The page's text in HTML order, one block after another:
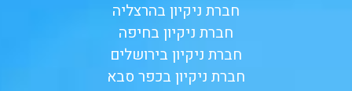
חברת ניקיון בהרצליה
חברת ניקיון בחיפה
חברת ניקיון בירושלים
חברת ניקיון בכפר סבא